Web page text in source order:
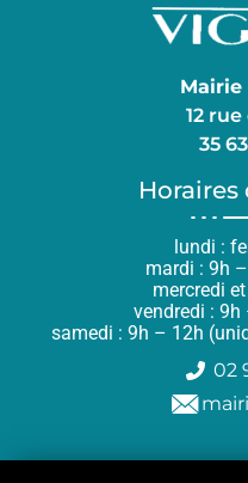
Mairie
12
35
Horaires
lundi :
mardi : 9h
mercredi
vendredi :
samedi : 9h – 12h
02